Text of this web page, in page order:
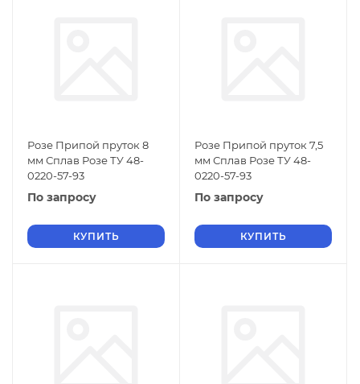
Розе Припой пруток 8
мм Сплав Розе ТУ 48-
0220-57-93
По запросу
КУПИТЬ
Розе Припой пруток 7,5
мм Сплав Розе ТУ 48-
0220-57-93
По запросу
КУПИТЬ